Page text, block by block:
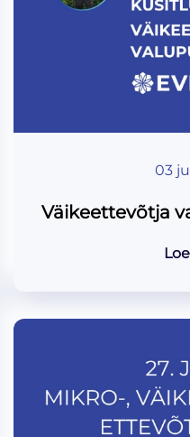
03
Väikeettevõtja